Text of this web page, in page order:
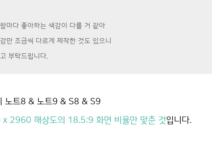
마다 좋아하는 색감이 다를 거 같아
만 조금씩 다르게 제작한 것도 있으니
부탁드립니다.
노트8 & 노트9 & S8 & S9
2960 해상도의 18.5:9 화면 비율만 맞춘 것입니다.